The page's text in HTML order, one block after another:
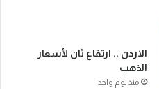
الاردن .. ارتفاع ثان لأسعار
الذهب
منذ يوم واحد